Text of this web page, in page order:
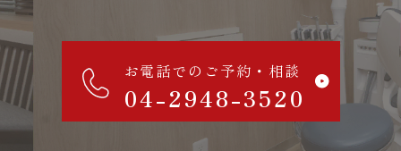
お電話でのご予約・相談
04-2948-3520